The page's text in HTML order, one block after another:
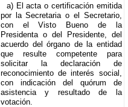
a) El acta o certificación emitida
por la Secretaria o el Secretario,
con el Visto Bueno de la
Presidenta o del Presidente, del
acuerdo del órgano de la entidad
que resulte competente para
solicitar la declaración de
reconocimiento de interés social,
con indicación del quórum de
asistencia y resultado de la
votación.